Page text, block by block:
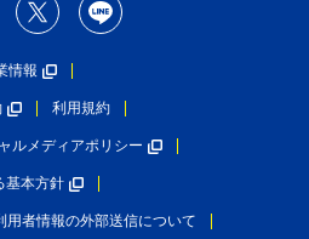
情報
利用規約
ルメディアポリシー
基本方針
用者情報の外部送信について